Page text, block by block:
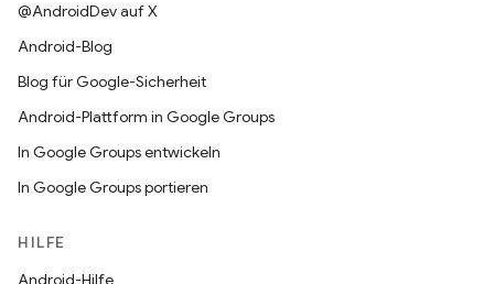
@AndroidDev auf X
Android-Blog
Blog für Google-Sicherheit
Android-Plattform in Google Groups
In Google Groups entwickeln
In Google Groups portieren
HILFE
Android-Hilfe